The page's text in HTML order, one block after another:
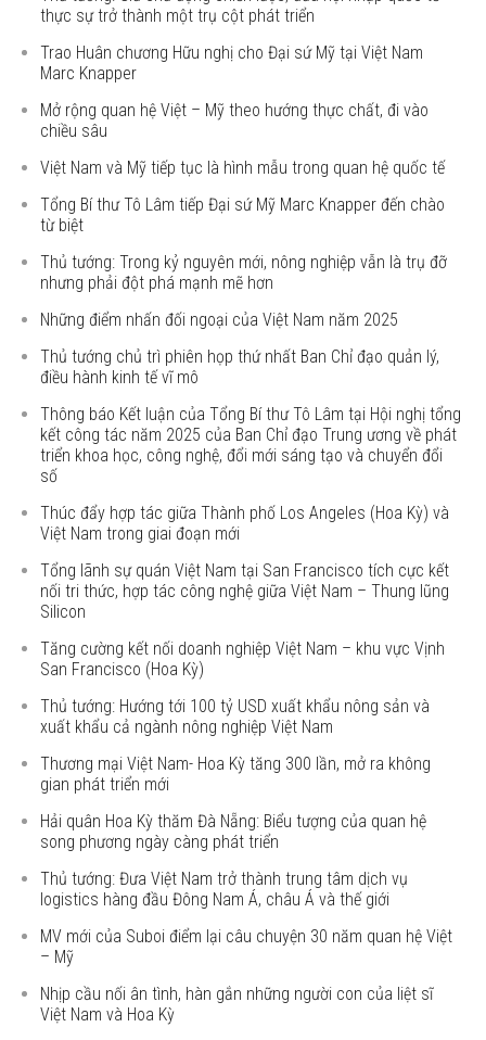
thực sự trở thành một trụ cột phát triển
Trao Huân chương Hữu nghị cho Đại sứ Mỹ tại Việt Nam
Marc Knapper
Mở rộng quan hệ Việt – Mỹ theo hướng thực chất, đi vào
chiều sâu
Việt Nam và Mỹ tiếp tục là hình mẫu trong quan hệ quốc tế
Tổng Bí thư Tô Lâm tiếp Đại sứ Mỹ Marc Knapper đến chào
từ biệt
Thủ tướng: Trong kỷ nguyên mới, nông nghiệp vẫn là trụ đỡ
nhưng phải đột phá mạnh mẽ hơn
Những điểm nhấn đối ngoại của Việt Nam năm 2025
Thủ tướng chủ trì phiên họp thứ nhất Ban Chỉ đạo quản lý,
điều hành kinh tế vĩ mô
Thông báo Kết luận của Tổng Bí thư Tô Lâm tại Hội nghị tổng
kết công tác năm 2025 của Ban Chỉ đạo Trung ương về phát
triển khoa học, công nghệ, đổi mới sáng tạo và chuyển đổi
số
Thúc đẩy hợp tác giữa Thành phố Los Angeles (Hoa Kỳ) và
Việt Nam trong giai đoạn mới
Tổng lãnh sự quán Việt Nam tại San Francisco tích cực kết
nối tri thức, hợp tác công nghệ giữa Việt Nam – Thung lũng
Silicon
Tăng cường kết nối doanh nghiệp Việt Nam – khu vực Vịnh
San Francisco (Hoa Kỳ)
Thủ tướng: Hướng tới 100 tỷ USD xuất khẩu nông sản và
xuất khẩu cả ngành nông nghiệp Việt Nam
Thương mại Việt Nam- Hoa Kỳ tăng 300 lần, mở ra không
gian phát triển mới
Hải quân Hoa Kỳ thăm Đà Nẵng: Biểu tượng của quan hệ
song phương ngày càng phát triển
Thủ tướng: Đưa Việt Nam trở thành trung tâm dịch vụ
logistics hàng đầu Đông Nam Á, châu Á và thế giới
MV mới của Suboi điểm lại câu chuyện 30 năm quan hệ Việt
– Mỹ
Nhịp cầu nối ân tình, hàn gắn những người con của liệt sĩ
Việt Nam và Hoa Kỳ